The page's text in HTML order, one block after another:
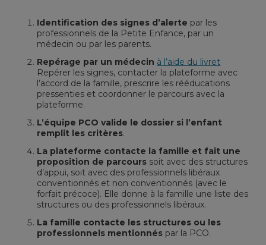
Identification des signes d’alerte par les
professionnels de la Petite Enfance, par un
médecin ou par les parents.
Repérage par un médecin à l’aide du livret
Repérer les signes, contacter la plateforme avec
l’accord de la famille, prescrire les rééducations
pressenties et coordonner le parcours avec la
plateforme.
L’équipe PCO valide le dossier si l’enfant
remplit les critères.
La plateforme contacte la famille et fait une
proposition de parcours soit avec des structures
d’appui, soit avec des professionnels libéraux
conventionnés et non conventionnés (avec le
forfait précoce). Elle donne à la famille une liste des
structures ou des professionnels libéraux.
La famille contacte les structures ou les
professionnels mentionnés par la PCO.